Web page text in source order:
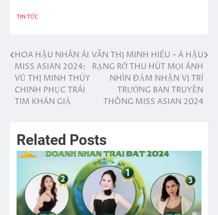
TIN TỨC
Điều
hướng
bài
HOA HẬU NHÂN ÁI
MISS ASIAN 2024:
VŨ THỊ MINH THÚY
CHINH PHỤC TRÁI
TIM KHÁN GIẢ
VĂN THỊ MINH HIẾU – Á HẬU
RẠNG RỠ THU HÚT MỌI ÁNH
NHÌN ĐẢM NHẬN VỊ TRÍ
TRƯỞNG BAN TRUYỀN
THÔNG MISS ASIAN 2024
Related Posts